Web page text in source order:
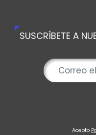
SUSCRÍBETE A
Acepto